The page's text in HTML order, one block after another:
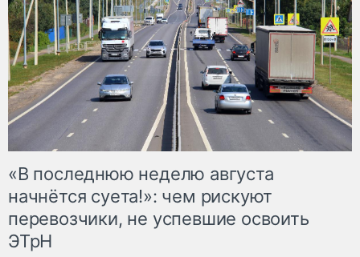
«В последнюю неделю августа
начнётся суета!»: чем рискуют
перевозчики, не успевшие освоить
ЭТрН